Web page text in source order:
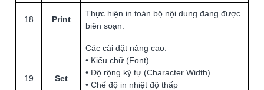
18 Print
Thực hiện in toàn bộ nội dung đang được
biên soạn.
19 Set
Các cài đặt nâng cao:
• Kiểu chữ (Font)
• Độ rộng ký tự (Character Width)
• Chế độ in nhiệt độ thấp